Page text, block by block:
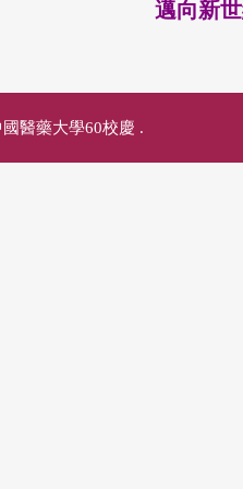
邁向新
醫藥大學60校慶 .